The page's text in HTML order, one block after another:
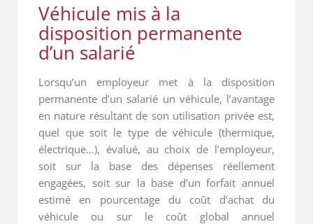
Véhicule mis à la
disposition permanente
d’un salarié
Lorsqu’un employeur met à la disposition
permanente d’un salarié un véhicule, l’avantage
en nature résultant de son utilisation privée est,
quel que soit le type de véhicule (thermique,
électrique…), évalué, au choix de l’employeur,
soit sur la base des dépenses réellement
engagées, soit sur la base d’un forfait annuel
estimé en pourcentage du coût d’achat du
véhicule ou sur le coût global annuel